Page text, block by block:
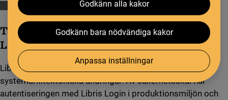
Godkänn alla kakor
Godkänn bara nödvändiga kakor
Anpassa inställningar
Katalogisering Libris versionsinformation
Torsdag 30 september produktionssattes
Libris version 1.23.
Libris version 1.23 består till största del av
systemarkitektoniska ändringar. Av säkerhetsskäl har
autentiseringen med Libris Login i produktionsmiljön och